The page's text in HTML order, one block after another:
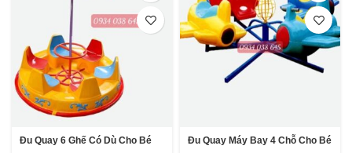
Đu Quay 6 Ghế Có Dù Cho Bé Đu Quay Máy Bay 4 Chỗ Cho Bé